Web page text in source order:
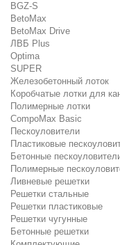
BGZ-S
BetoMax
BetoMax Drive
ЛВБ Plus
Optima
SUPER
Железобетонный лоток
Коробчатые лотки для
Полимерные лотки
CompoMax Basic
Пескоуловители
Пластиковые
Бетонные
Полимерные
Ливневые решетки
Решетки стальные
Решетки пластиковые
Решетки чугунные
Бетонные решетки